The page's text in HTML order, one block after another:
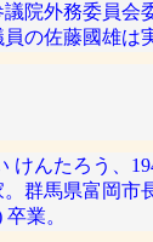
院外務委員会
の佐藤國雄は
けんたろう、
群馬県富岡市
業。